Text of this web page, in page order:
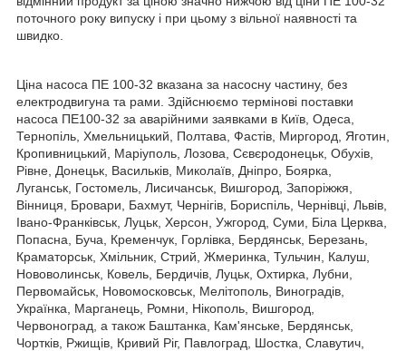
поточного року випуску і при цьому з вільної наявності та
швидко.
Ціна насоса ПЕ 100-32 вказана за насосну частину, без
електродвигуна та рами. Здійснюємо термінові поставки
насоса ПЕ100-32 за аварійними заявками в Київ, Одеса,
Тернопіль, Хмельницький, Полтава, Фастів, Миргород, Яготин,
Кропивницький, Маріуполь, Лозова, Сєвєродонецьк, Обухів,
Рівне, Донецьк, Васильків, Миколаїв, Дніпро, Боярка,
Луганськ, Гостомель, Лисичанськ, Вишгород, Запоріжжя,
Вінниця, Бровари, Бахмут, Чернігів, Бориспіль, Чернівці, Львів,
Івано-Франківськ, Луцьк, Херсон, Ужгород, Суми, Біла Церква,
Попасна, Буча, Кременчук, Горлівка, Бердянськ, Березань,
Краматорськ, Хмільник, Стрий, Жмеринка, Тульчин, Калуш,
Нововолинськ, Ковель, Бердичів, Луцьк, Охтирка, Лубни,
Первомайськ, Новомосковськ, Мелітополь, Виноградів,
Українка, Марганець, Ромни, Нікополь, Вишгород,
Червоноград, а також Баштанка, Кам'янське, Бердянськ,
Чортків, Ржищів, Кривий Ріг, Павлоград, Шостка, Славутич,